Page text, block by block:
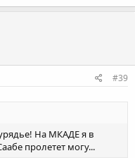
#39
На МКАДЕ я в
пролетет могу...